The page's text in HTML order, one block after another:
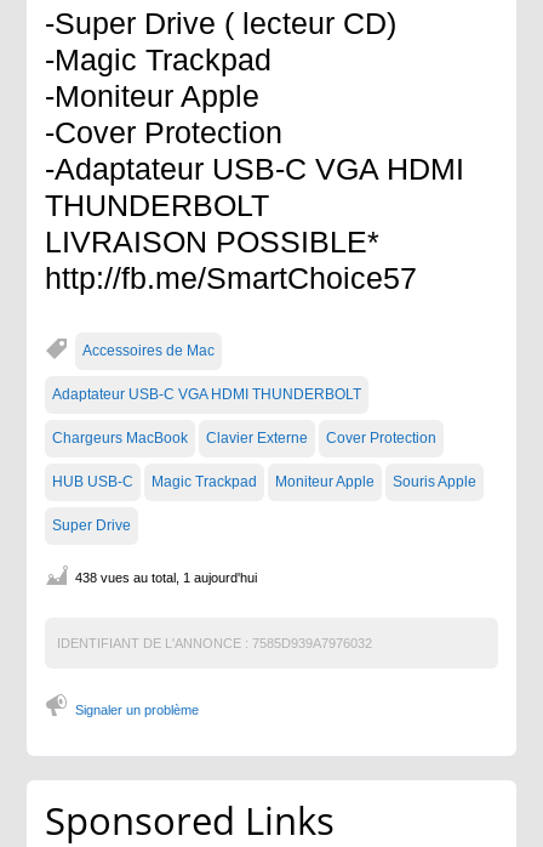
-Super Drive ( lecteur CD)
-Magic Trackpad
-Moniteur Apple
-Cover Protection
-Adaptateur USB-C VGA HDMI
THUNDERBOLT
LIVRAISON POSSIBLE*
http://fb.me/SmartChoice57
Accessoires de Mac
Adaptateur USB-C VGA HDMI THUNDERBOLT
Chargeurs MacBook Clavier Externe Cover Protection
HUB USB-C Magic Trackpad Moniteur Apple Souris Apple
Super Drive
438 vues au total, 1 aujourd'hui
IDENTIFIANT DE L'ANNONCE : 7585D939A7976032
Signaler un problème
Sponsored Links